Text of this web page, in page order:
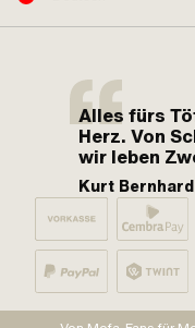
Alles fürs
Herz. Von
wir leben
Kurt Bernhard